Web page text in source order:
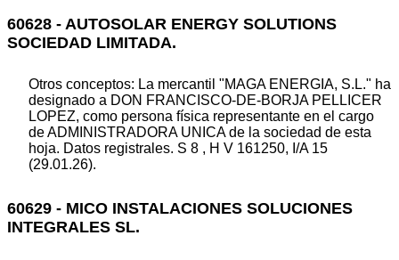
60628 - AUTOSOLAR ENERGY SOLUTIONS
SOCIEDAD LIMITADA.
Otros conceptos: La mercantil "MAGA ENERGIA, S.L." ha
designado a DON FRANCISCO-DE-BORJA PELLICER
LOPEZ, como persona física representante en el cargo
de ADMINISTRADORA UNICA de la sociedad de esta
hoja. Datos registrales. S 8 , H V 161250, I/A 15
(29.01.26).
60629 - MICO INSTALACIONES SOLUCIONES
INTEGRALES SL.